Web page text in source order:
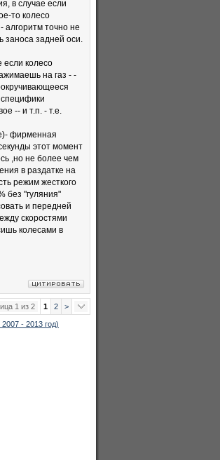
в случае если
то колесо
алгоритм точно не
заноса задней оси.
если колесо
на газ - -
специфики
-- и т.п. - т.е.
фирменная
этот момент
,но не более чем
в раздатке на
режим жесткого
без "гуляния"
и передней
скоростями
колесами в
1 из 2 1 2 >
- 2013 год)